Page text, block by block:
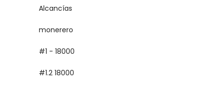
Alcancías
monerero
#1 - 18000
#1.2 18000